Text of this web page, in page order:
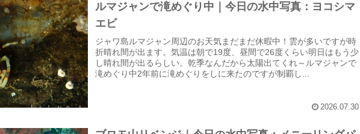
ルマジャンで滝めぐり中｜今日の水中写真：ヨコシマ
エビ
ジャワ島ルマジャン周辺のお天気まだまだ休暇中！雲が多いですが時
折晴れ間が出ます。気温は朝で19度、昼間で26度くらい明日はもう少
し晴れ間が出るらしい。乾季なんだから太陽出てくれ～ルマジャンで
滝めぐり中2年前に滝めぐりをしに来たのですが制覇し...
2026.07.30